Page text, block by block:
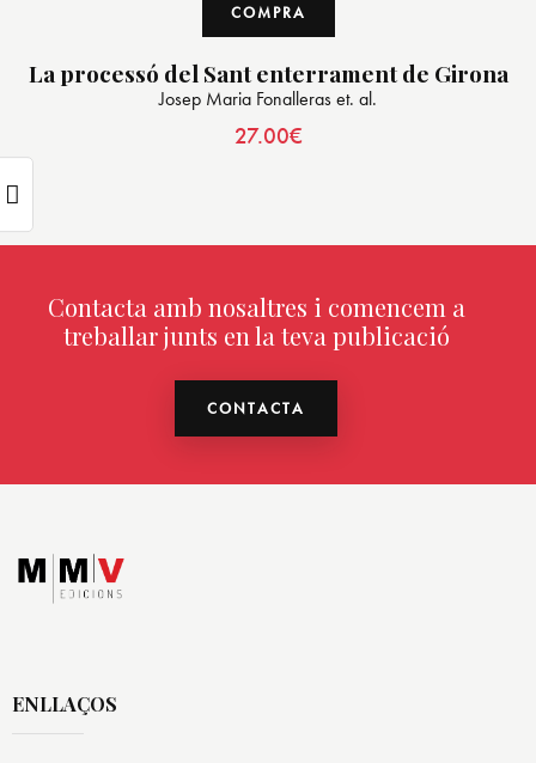
La processó del Sant enterrament de Girona
Josep Maria Fonalleras et. al.
27.00€
COMPRA
Contacta amb nosaltres i comencem a
treballar junts en la teva publicació
CONTACTA
ENLLAÇOS